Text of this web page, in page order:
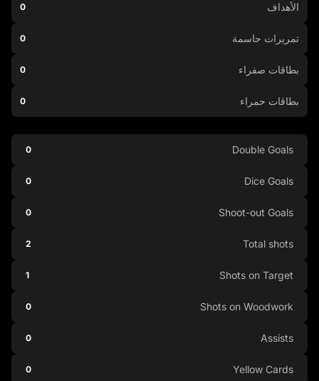
الأهداف 0
تمريرات حاسمة 0
بطاقات صفراء 0
بطاقات حمراء 0
Double Goals
0
Dice Goals
0
Shoot-out Goals
0
Total shots
2
Shots on Target
1
Shots on Woodwork
0
Assists
0
Yellow Cards
0